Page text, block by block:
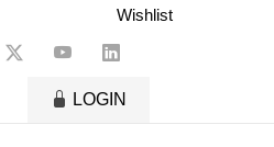
Wishlist
LOGIN